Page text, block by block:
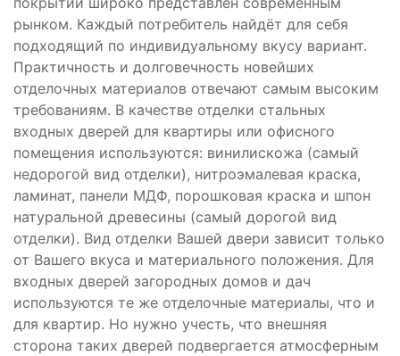
рынком. Каждый потребитель найдёт для себя
подходящий по индивидуальному вкусу вариант.
Практичность и долговечность новейших
отделочных материалов отвечают самым высоким
требованиям. В качестве отделки стальных
входных дверей для квартиры или офисного
помещения используются: винилискожа (самый
недорогой вид отделки), нитроэмалевая краска,
ламинат, панели МДФ, порошковая краска и шпон
натуральной древесины (самый дорогой вид
отделки). Вид отделки Вашей двери зависит только
от Вашего вкуса и материального положения. Для
входных дверей загородных домов и дач
используются те же отделочные материалы, что и
для квартир. Но нужно учесть, что внешняя
сторона таких дверей подвергается атмосферным